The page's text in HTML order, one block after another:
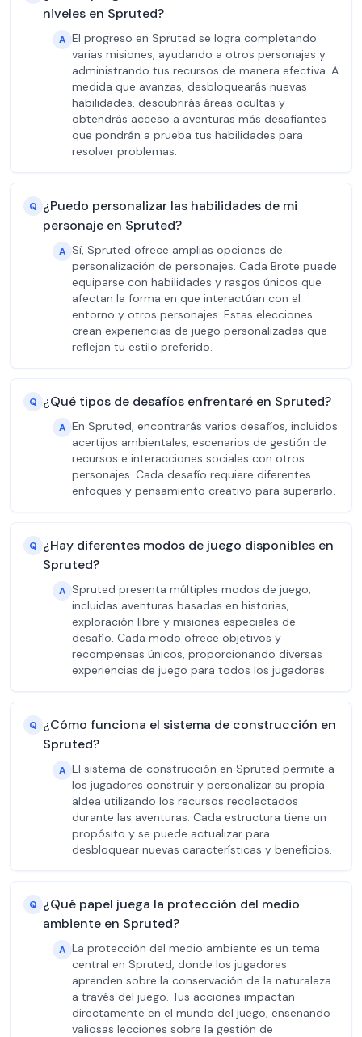
niveles en Spruted?
A El progreso en Spruted se logra completando
varias misiones, ayudando a otros personajes y
administrando tus recursos de manera efectiva. A
medida que avanzas, desbloquearás nuevas
habilidades, descubrirás áreas ocultas y
obtendrás acceso a aventuras más desafiantes
que pondrán a prueba tus habilidades para
resolver problemas.
Q ¿Puedo personalizar las habilidades de mi
personaje en Spruted?
A Sí, Spruted ofrece amplias opciones de
personalización de personajes. Cada Brote puede
equiparse con habilidades y rasgos únicos que
afectan la forma en que interactúan con el
entorno y otros personajes. Estas elecciones
crean experiencias de juego personalizadas que
reflejan tu estilo preferido.
Q ¿Qué tipos de desafíos enfrentaré en Spruted?
A En Spruted, encontrarás varios desafíos, incluidos
acertijos ambientales, escenarios de gestión de
recursos e interacciones sociales con otros
personajes. Cada desafío requiere diferentes
enfoques y pensamiento creativo para superarlo.
Q ¿Hay diferentes modos de juego disponibles en
Spruted?
A Spruted presenta múltiples modos de juego,
incluidas aventuras basadas en historias,
exploración libre y misiones especiales de
desafío. Cada modo ofrece objetivos y
recompensas únicos, proporcionando diversas
experiencias de juego para todos los jugadores.
Q ¿Cómo funciona el sistema de construcción en
Spruted?
A El sistema de construcción en Spruted permite a
los jugadores construir y personalizar su propia
aldea utilizando los recursos recolectados
durante las aventuras. Cada estructura tiene un
propósito y se puede actualizar para
desbloquear nuevas características y beneficios.
Q ¿Qué papel juega la protección del medio
ambiente en Spruted?
A La protección del medio ambiente es un tema
central en Spruted, donde los jugadores
aprenden sobre la conservación de la naturaleza
a través del juego. Tus acciones impactan
directamente en el mundo del juego, enseñando
valiosas lecciones sobre la gestión de